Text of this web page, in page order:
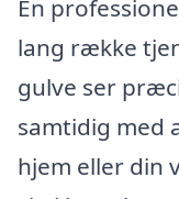
En
lang række
gulve ser
samtidig med
hjem eller din